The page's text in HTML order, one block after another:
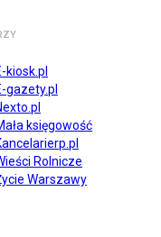
kiosk.pl
gazety.pl
księgowość
Rolnicze
Warszawy